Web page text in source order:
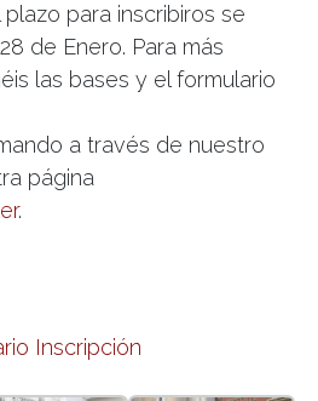
para inscribiros se
de Enero. Para más
las bases y el formulario
a través de nuestro
página
.
Inscripción